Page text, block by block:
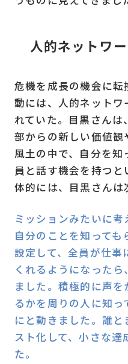
人的ネットワ
危機を成長の機会に
動には、人的ネット
れていた。目黒さん
部からの新しい価値
風土の中で、自分を知
員と話す機会を持つ
体的には、目黒さんは
ミッションみたいに考
自分のことを知って
設定して、全員が仕事
くれるようになった
ました。積極的に声
るかを周りの人に知っ
にと動きました。誰と
スト化して、小さな達
た。